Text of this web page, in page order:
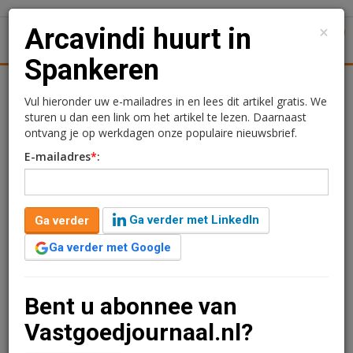
Juridisch | Fiscaal
Arcavindi huurt in
Spankeren
Redactie
24 maart 2026 om 09:38
5 maanden geleden aangepast
1 minuut leestijd
Arcavindi heeft een bedrijfscomplex van 2.700 m2 in
Verder lezen?
U kunt het artikel niet volledig lezen omdat u nog
×
Arcavindi huurt in
Spankeren
Vul hieronder uw e-mailadres in en lees dit artikel gratis. We
sturen u dan een link om het artikel te lezen. Daarnaast
ontvang je op werkdagen onze populaire nieuwsbrief.
E-mailadres*:
Ga verder
Ga verder met LinkedIn
Ga verder met Google
Bent u abonnee van
Vastgoedjournaal.nl?